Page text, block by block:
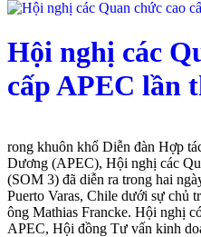
Hội nghị các
cấp APEC lần
rong khuôn khổ Diễn đàn Hợp
Dương (APEC), Hội nghị các
(SOM 3) đã diễn ra trong hai
Puerto Varas, Chile dưới sự chủ
ông Mathias Francke. Hội nghị
APEC, Hội đồng Tư vấn kinh